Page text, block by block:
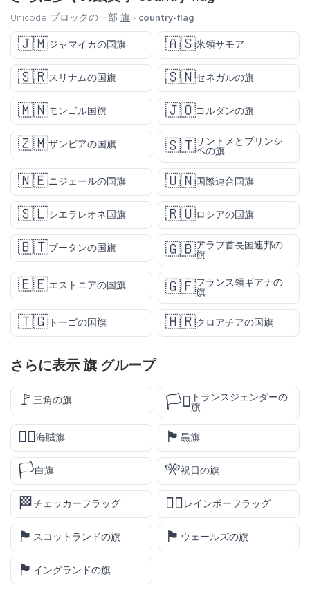
Unicode ブロックの一部 旗 › country-flag
🇯🇲ジャマイカの国旗 🇦🇸米領サモア
🇸🇷スリナムの国旗 🇸🇳セネガルの旗
🇲🇳モンゴル国旗 🇯🇴ヨルダンの旗
🇿🇲ザンビアの国旗 🇸🇹サントメとプリンシ
ペの旗
🇳🇪ニジェールの国旗 🇺🇳国際連合国旗
🇸🇱シエラレオネ国旗 🇷🇺ロシアの国旗
🇧🇹ブータンの国旗 🇬🇧アラブ首長国連邦の
旗
🇪🇪エストニアの国旗 🇬🇫フランス領ギアナの
旗
🇹🇬 トーゴの国旗 🇭🇷クロアチアの国旗
さらに表示 旗グループ
🚩 三角の旗 🏳️‍⚧️ トランスジェンダーの
旗
🏴‍☠️海賊旗 🏴 黒旗
🏳️白旗 🎌祝日の旗
🏁チェッカーフラッグ 🏳️‍🌈 レインボーフラッグ
🏴󠁧󠁢󠁳󠁣󠁴󠁿 スコットランドの旗 🏴󠁧󠁢󠁷󠁬󠁳󠁿 ウェールズの旗
🏴󠁧󠁢󠁥󠁮󠁧󠁿 イングランドの旗